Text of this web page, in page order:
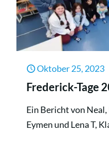
Oktober 25, 2023
Frederick-Tage
Ein Bericht von Neal,
Eymen und Lena T,